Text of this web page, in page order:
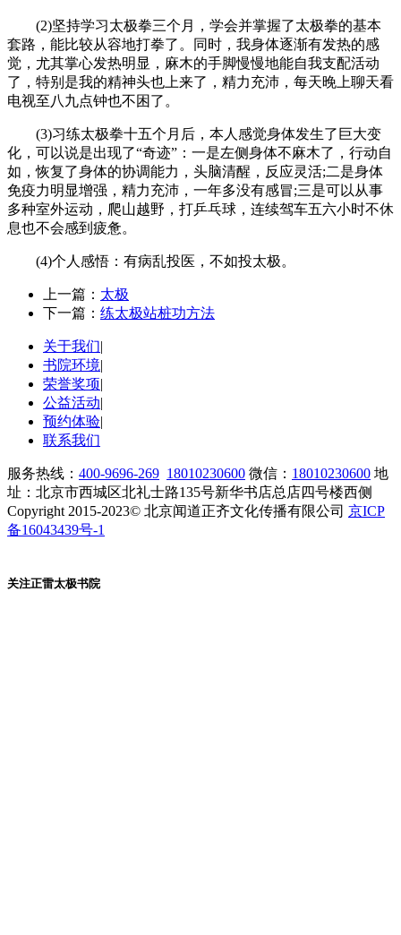
(2)坚持学习太极拳三个月，学会并掌握了太极拳的基本
套路，能比较从容地打拳了。同时，我身体逐渐有发热的感
觉，尤其掌心发热明显，麻木的手脚慢慢地能自我支配活动
了，特别是我的精神头也上来了，精力充沛，每天晚上聊天看
电视至八九点钟也不困了。
(3)习练太极拳十五个月后，本人感觉身体发生了巨大变
化，可以说是出现了“奇迹”：一是左侧身体不麻木了，行动自
如，恢复了身体的协调能力，头脑清醒，反应灵活;二是身体
免疫力明显增强，精力充沛，一年多没有感冒;三是可以从事
多种室外运动，爬山越野，打乒乓球，连续驾车五六小时不休
息也不会感到疲惫。
(4)个人感悟：有病乱投医，不如投太极。
上一篇： 太极
下一篇： 练太极站桩功方法
关于我们|
书院环境|
荣誉奖项|
公益活动|
预约体验|
联系我们
服务热线： 400-9696-269 18010230600 微信： 18010230600 地
址：北京市西城区北礼士路135号新华书店总店四号楼西侧
Copyright 2015-2023© 北京闻道正齐文化传播有限公司 京ICP
备16043439号-1
关注正雷太极书院